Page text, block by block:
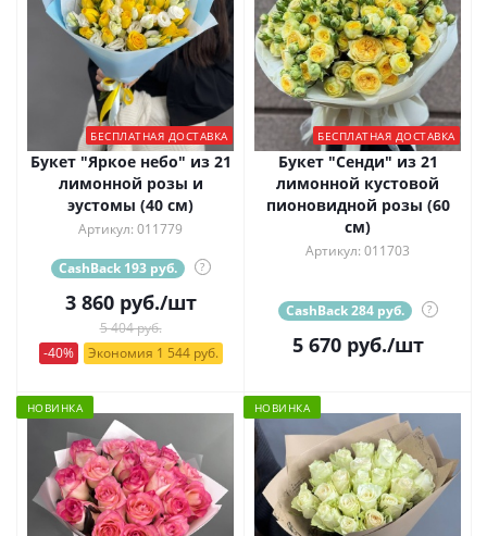
БЕСПЛАТНАЯ ДОСТАВКА
Букет "Яркое небо" из 21
лимонной розы и
эустомы (40 см)
Артикул: 011779
CashBack 193 руб. ?
3 860руб./шт
5 404 руб.
-40%
Экономия 1 544 руб.
БЕСПЛАТНАЯ ДОСТАВКА
Букет "Сенди" из 21
лимонной кустовой
пионовидной розы (60
см)
Артикул: 011703
CashBack 284 руб. ?
5 670руб./шт
НОВИНКА НОВИНКА